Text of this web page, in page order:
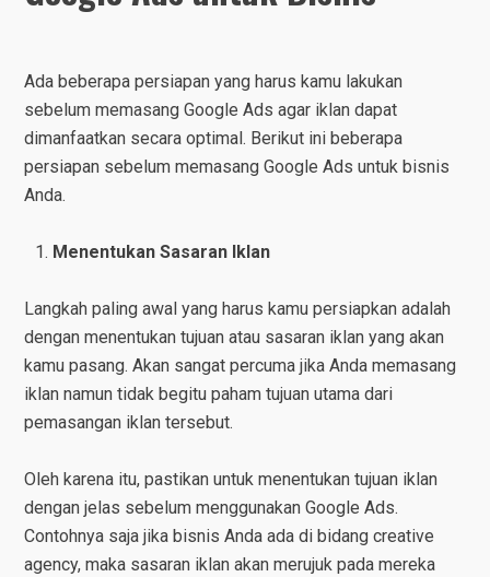
Ada beberapa persiapan yang harus kamu lakukan
sebelum memasang Google Ads agar iklan dapat
dimanfaatkan secara optimal. Berikut ini beberapa
persiapan sebelum memasang Google Ads untuk bisnis
Anda.
Menentukan Sasaran Iklan
Langkah paling awal yang harus kamu persiapkan adalah
dengan menentukan tujuan atau sasaran iklan yang akan
kamu pasang. Akan sangat percuma jika Anda memasang
iklan namun tidak begitu paham tujuan utama dari
pemasangan iklan tersebut.
Oleh karena itu, pastikan untuk menentukan tujuan iklan
dengan jelas sebelum menggunakan Google Ads.
Contohnya saja jika bisnis Anda ada di bidang creative
agency, maka sasaran iklan akan merujuk pada mereka